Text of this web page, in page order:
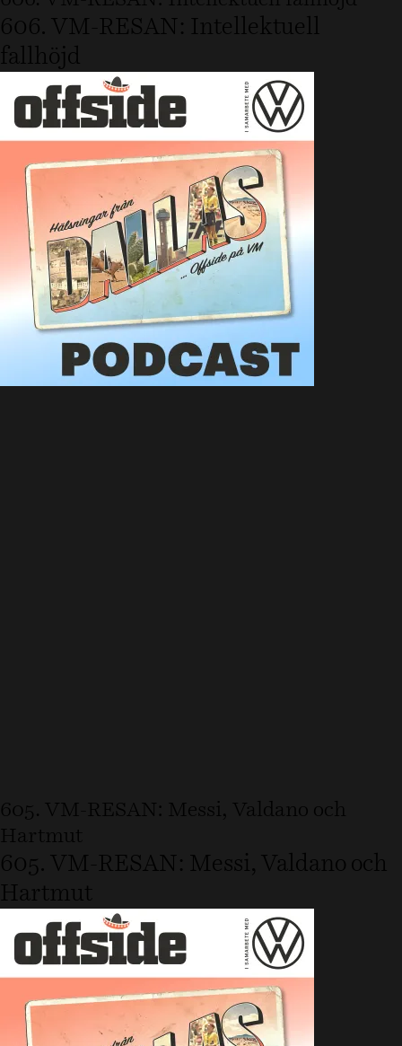
606. VM-RESAN: Intellektuell
fallhöjd
605. VM-RESAN: Messi, Valdano och
Hartmut
605. VM-RESAN: Messi, Valdano och
Hartmut